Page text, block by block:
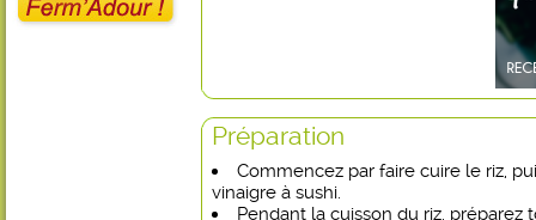
Préparation
Commencez par faire cuire le riz,
vinaigre à sushi.
Pendant la cuisson du riz, préparez